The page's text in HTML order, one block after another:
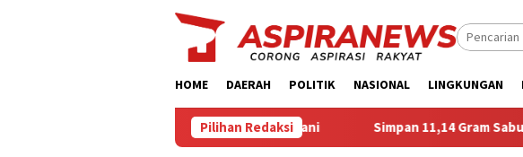
HOME DAERAH POLITIK NASIONAL LINGKUNGAN
Pilihan Redaksi
CAM Diduga Gali Jalan Usaha Tani Simpan 11,14 Gram Sabu di Kamar